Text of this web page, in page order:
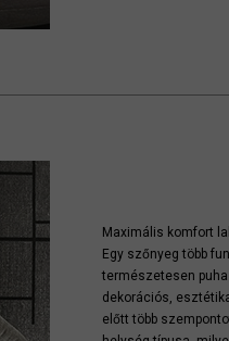
Maximális komfort
Egy szőnyeg több
természetesen
dekorációs,
előtt több